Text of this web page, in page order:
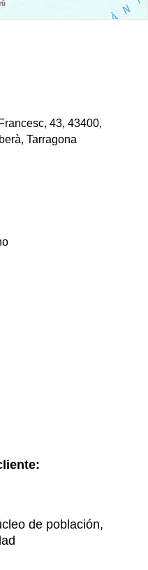
43, 43400,
Tarragona
de población,